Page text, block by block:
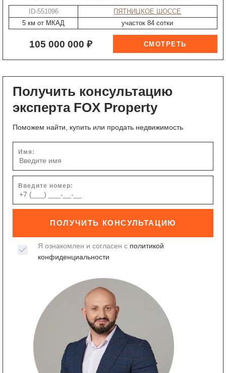
ID-551096
ПЯТНИЦКОЕ ШОССЕ
5 км от МКАД
участок 84 сотки
105 000 000 ₽
Получить консультацию
эксперта FOX Property
Поможем найти, купить или продать недвижимость
Имя:
Введите номер:
ПОЛУЧИТЬ КОНСУЛЬТАЦИЮ
Я ознакомлен и согласен с политикой
конфиденциальности